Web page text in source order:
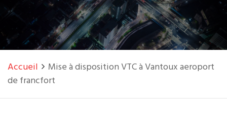
Accueil
Mise à disposition VTC à Vantoux aeroport
de francfort